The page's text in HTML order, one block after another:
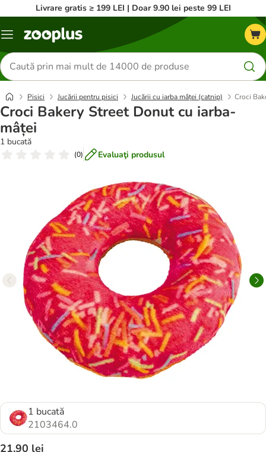
Livrare gratis ≥ 199 LEI | Doar 9.90 lei peste 99 LEI
Categorii
Căutare
produse
Pisici Jucării pentru pisici Jucării cu iarba mâței (catnip) Croci
Croci Bakery Street Donut cu iarba-
mâței
1 bucată
(0) Evaluaţi produsul
1 bucată
2103464.0
21,90 lei